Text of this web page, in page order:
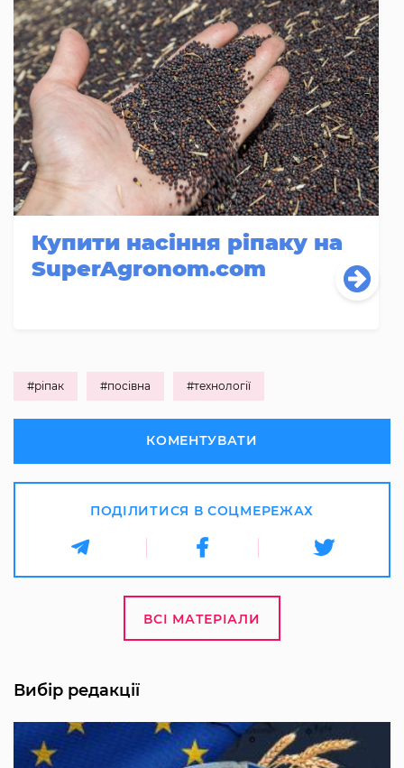
Купити насіння ріпаку на
SuperAgronom.com
#ріпак #посівна #технології
КОМЕНТУВАТИ
ПОДІЛИТИСЯ В СОЦМЕРЕЖАХ
ВСІ МАТЕРІАЛИ
Вибір редакції